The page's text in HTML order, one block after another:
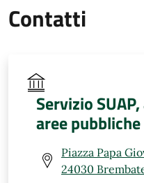
Contatti
Servizio
aree pubbliche
Piazza Papa
24030